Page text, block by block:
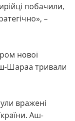
побачили,
–
нової
Шараа тривали
вражені
Аш-